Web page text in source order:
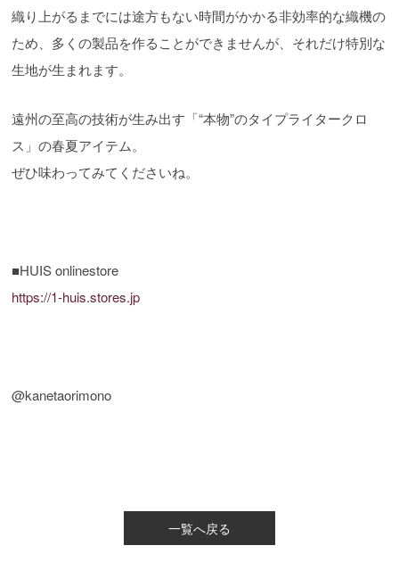
織り上がるまでには途方もない時間がかかる非効率的な織機の
ため、多くの製品を作ることができませんが、それだけ特別な
生地が生まれます。
遠州の至高の技術が生み出す「“本物”のタイプライタークロ
ス」の春夏アイテム。
ぜひ味わってみてくださいね。
■HUIS onlinestore
https://1-huis.stores.jp
@kanetaorimono
一覧へ戻る